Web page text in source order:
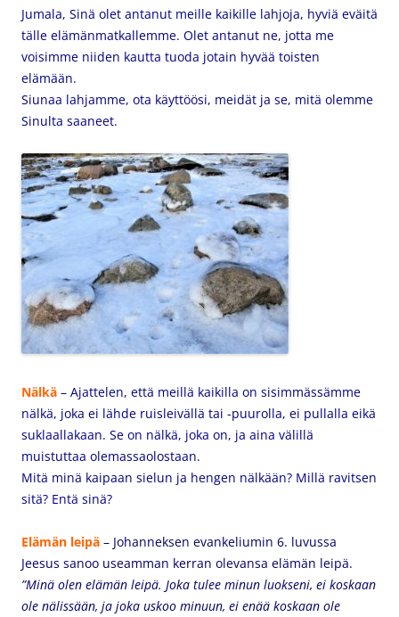
Jumala, Sinä olet antanut meille kaikille lahjoja, hyviä eväitä
tälle elämänmatkallemme. Olet antanut ne, jotta me
voisimme niiden kautta tuoda jotain hyvää toisten
elämään.
Siunaa lahjamme, ota käyttöösi, meidät ja se, mitä olemme
Sinulta saaneet.
Nälkä – Ajattelen, että meillä kaikilla on sisimmässämme
nälkä, joka ei lähde ruisleivällä tai -puurolla, ei pullalla eikä
suklaallakaan. Se on nälkä, joka on, ja aina välillä
muistuttaa olemassaolostaan.
Mitä minä kaipaan sielun ja hengen nälkään? Millä ravitsen
sitä? Entä sinä?
Elämän leipä – Johanneksen evankeliumin 6. luvussa
Jeesus sanoo useamman kerran olevansa elämän leipä.
”Minä olen elämän leipä. Joka tulee minun luokseni, ei koskaan
ole nälissään, ja joka uskoo minuun, ei enää koskaan ole